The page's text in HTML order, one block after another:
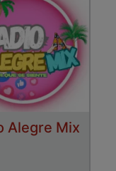
Alegre Mix